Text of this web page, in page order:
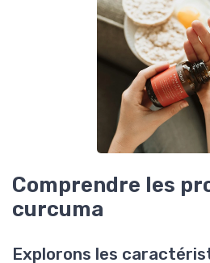
Comprendre les
curcuma
Explorons les